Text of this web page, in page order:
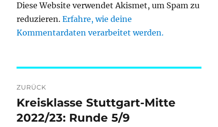
Diese Website verwendet Akismet, um Spam zu
reduzieren.Erfahre, wie deine
Kommentardaten verarbeitet werden.
ZURÜCK
Vorheriger
Beitrag:
Kreisklasse Stuttgart-Mitte
2022/23: Runde 5/9